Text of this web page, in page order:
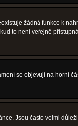
žádná funkce k
to není veřejně
se objevují na horní
Jsou často velmi